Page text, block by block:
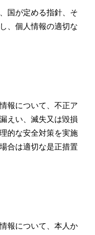
国が定める指針、そ
、個人情報の適切な
報について、不正ア
えい、滅失又は毀損
的な安全対策を実施
合は適切な是正措置
報について、本人か